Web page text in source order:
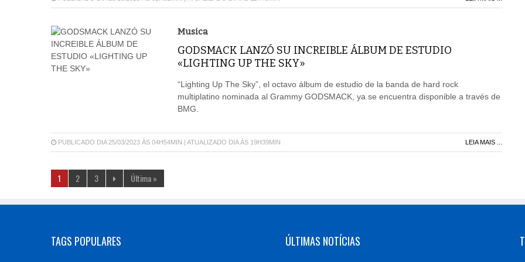
Musica
GODSMACK LANZÓ SU INCREIBLE ÁLBUM DE ESTUDIO
«LIGHTING UP THE SKY»
“Lighting Up The Sky”, el octavo álbum de estudio de la banda de hard rock
multiplatino nominada al Grammy GODSMACK, ya se encuentra disponible a través de
BMG.
PUBLICADO DIA 25/03/2023 ÀS 04H54MIN | ATUALIZADO DIA ÀS 19H39MIN LEIA MAIS ...
1 2 3 Última »
TAGS POPULARES ÚLTIMAS NOTÍCIAS